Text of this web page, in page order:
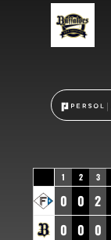
1 2 3
0 0 2
0 0 0